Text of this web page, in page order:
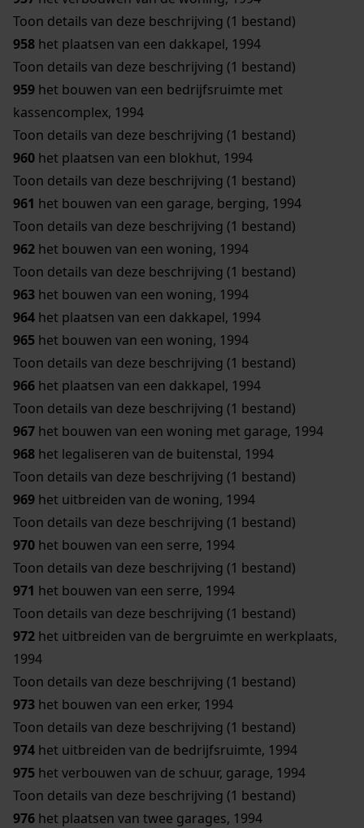
Toon details van deze beschrijving (1 bestand)
958 het plaatsen van een dakkapel, 1994
Toon details van deze beschrijving (1 bestand)
959 het bouwen van een bedrijfsruimte met
kassencomplex, 1994
Toon details van deze beschrijving (1 bestand)
960 het plaatsen van een blokhut, 1994
Toon details van deze beschrijving (1 bestand)
961 het bouwen van een garage, berging, 1994
Toon details van deze beschrijving (1 bestand)
962 het bouwen van een woning, 1994
Toon details van deze beschrijving (1 bestand)
963 het bouwen van een woning, 1994
964 het plaatsen van een dakkapel, 1994
965 het bouwen van een woning, 1994
Toon details van deze beschrijving (1 bestand)
966 het plaatsen van een dakkapel, 1994
Toon details van deze beschrijving (1 bestand)
967 het bouwen van een woning met garage, 1994
968 het legaliseren van de buitenstal, 1994
Toon details van deze beschrijving (1 bestand)
969 het uitbreiden van de woning, 1994
Toon details van deze beschrijving (1 bestand)
970 het bouwen van een serre, 1994
Toon details van deze beschrijving (1 bestand)
971 het bouwen van een serre, 1994
Toon details van deze beschrijving (1 bestand)
972 het uitbreiden van de bergruimte en werkplaats,
1994
Toon details van deze beschrijving (1 bestand)
973 het bouwen van een erker, 1994
Toon details van deze beschrijving (1 bestand)
974 het uitbreiden van de bedrijfsruimte, 1994
975 het verbouwen van de schuur, garage, 1994
Toon details van deze beschrijving (1 bestand)
976 het plaatsen van twee garages, 1994